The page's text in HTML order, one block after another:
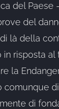
del Paese
del
là della
in risposta
la
comunque
di